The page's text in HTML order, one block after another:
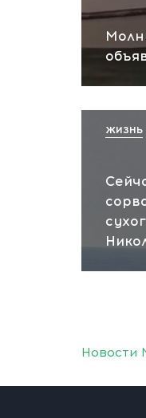
ЖИЗНЬ
Новости